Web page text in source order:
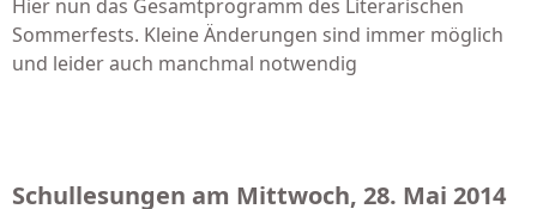
Hier nun das Gesamtprogramm des Literarischen
Sommerfests. Kleine Änderungen sind immer möglich
und leider auch manchmal notwendig
Schullesungen am Mittwoch, 28. Mai 2014